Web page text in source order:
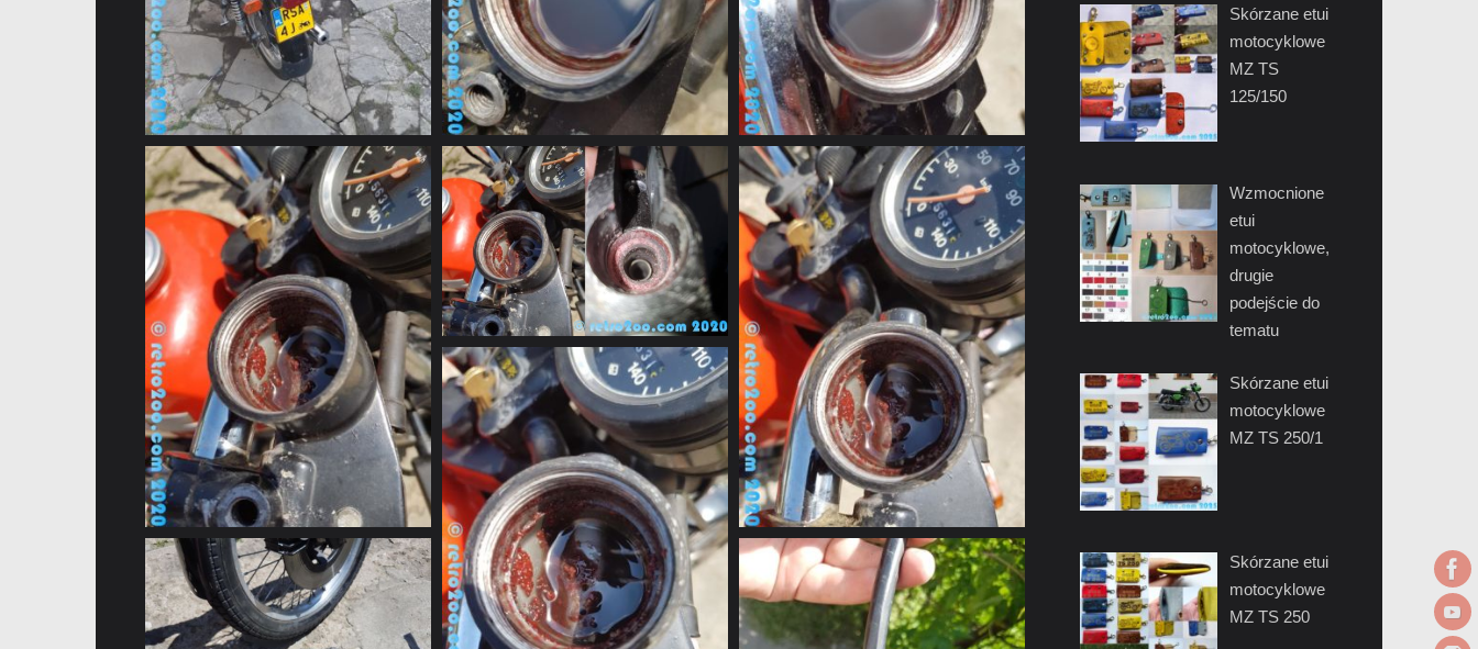
Skórzane etui
motocyklowe
MZ TS
125/150
Wzmocnione
etui
motocyklowe,
drugie
podejście do
tematu
Skórzane etui
motocyklowe
MZ TS 250/1
Skórzane etui
motocyklowe
MZ TS 250